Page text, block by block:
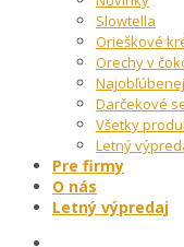
Slowtella
Orieškové
Orechy v
Darčekové
Všetky
Letný
Pre firmy
O nás
Letný výpredaj